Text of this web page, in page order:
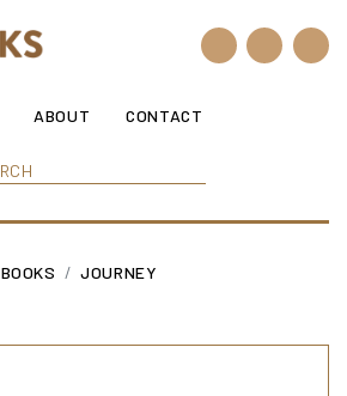
ABOUT CONTACT
BOOKS JOURNEY